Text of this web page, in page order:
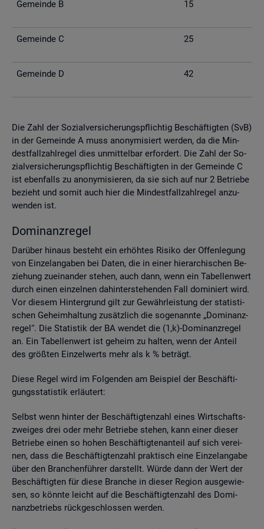
Ge­mein­de B 15
Ge­mein­de C 25
Ge­mein­de D 42
Die Zahl der So­zi­al­ver­si­che­rungs­pflich­tig Be­schäf­tig­ten (SvB)
in der Ge­mein­de A muss an­ony­mi­siert wer­den, da die Min­
dest­fall­zahl­re­gel dies un­mit­tel­bar er­for­dert. Die Zahl der So­
zi­al­ver­si­che­rungs­pflich­tig Be­schäf­tig­ten in der Ge­mein­de C
ist eben­falls zu an­ony­mi­sie­ren, da sie sich auf nur 2 Be­trie­be
be­zieht und somit auch hier die Min­dest­fall­zahl­re­gel an­zu­
wen­den ist.
Do­mi­nanz­re­gel
Dar­über hin­aus be­steht ein er­höh­tes Ri­si­ko der Of­fen­le­gung
von Ein­zel­an­ga­ben bei Daten, die in einer hier­ar­chi­schen Be­
zie­hung zu­ein­an­der ste­hen, auch dann, wenn ein Ta­bel­len­wert
durch einen ein­zel­nen da­hin­ter­ste­hen­den Fall do­mi­niert wird.
Vor die­sem Hin­ter­grund gilt zur Ge­währ­leis­tung der sta­tis­ti­
schen Ge­heim­hal­tung zu­sätz­lich die so­ge­nann­te „Do­mi­nanz­
re­gel“. Die Sta­tis­tik der BA wen­det die (1,k)-Do­mi­nanz­re­gel
an. Ein Ta­bel­len­wert ist ge­heim zu hal­ten, wenn der An­teil
des grö­ß­ten Ein­zel­werts mehr als k % be­trägt.
Diese Regel wird im Fol­gen­den am Bei­spiel der Be­schäf­ti­
gungs­sta­tis­tik er­läu­tert:
Selbst wenn hin­ter der Be­schäf­tig­ten­zahl eines Wirt­schafts­
zwei­ges drei oder mehr Be­trie­be ste­hen, kann einer die­ser
Be­trie­be einen so hohen Be­schäf­tig­ten­an­teil auf sich ver­ei­
nen, dass die Be­schäf­tig­ten­zahl prak­tisch eine Ein­zel­an­ga­be
über den Bran­chen­füh­rer dar­stellt. Würde dann der Wert der
Be­schäf­tig­ten für diese Bran­che in die­ser Re­gi­on aus­ge­wie­
sen, so könn­te leicht auf die Be­schäf­tig­ten­zahl des Do­mi­
nanz­be­triebs rück­ge­schlos­sen wer­den.